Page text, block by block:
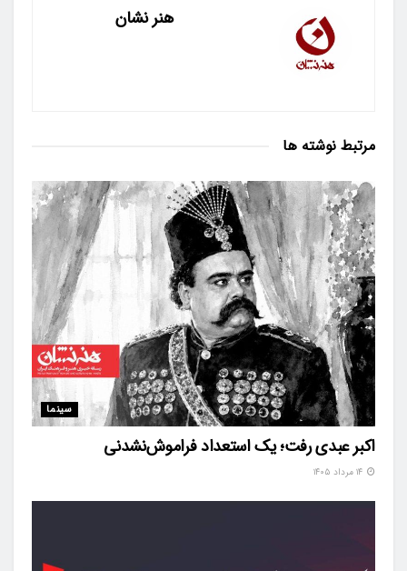
هنر نشان
مرتبط نوشته ها
سینما
اکبر عبدی رفت؛ یک استعداد فراموش‌نشدنی